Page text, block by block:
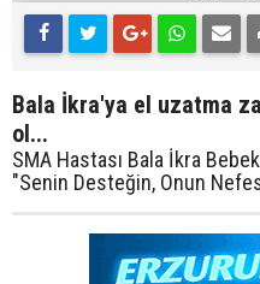
Bala İkra'ya el uzatma
ol...
SMA Hastası Bala İkra
"Senin Desteğin, Onun